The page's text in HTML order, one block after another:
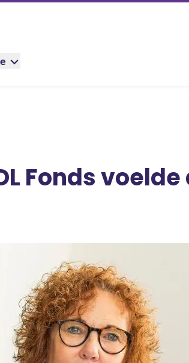
Fonds voelde